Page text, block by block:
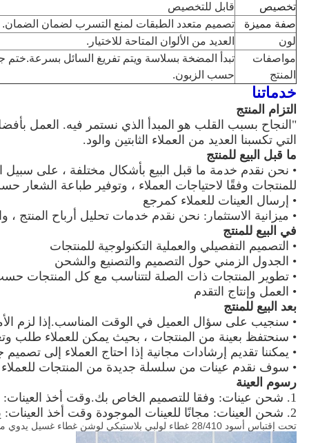
تخصيص
قابل للتخصيص
صفة مميزة
تصميم متعدد الطبقات لمنع التسرب لضمان الضمان.
لون
العديد من الألوان المتاحة للاختيار.
مواصفات
المنتج
تبدأ المضخة بسلاسة ويتم تفريغ السائل بسرعة.ختم
حسب الزبون.
خدماتنا
التزام المنتج
"النجاح بسبب القلب هو المبدأ الذي نستمر فيه. العمل
التي تكسبنا العديد من العملاء الثابتين والود.
ما قبل البيع للمنتج
• نحن نقدم خدمة ما قبل البيع بأشكال مختلفة ، على سبيل
للمنتجات وفقًا لاحتياجات العملاء ، وتوفير طباعة الشعار
• إرسال العينات للعملاء كمرجع
• ميزانية الاستثمار: نحن نقدم خدمات تحليل أرباح المنتج ،
في البيع للمنتج
• التصميم التفصيلي والعملية التكنولوجية للمنتجات
• الجدول الزمني حول التصميم والتصنيع والشحن
• تطوير المنتجات ذات الصلة لتتناسب مع كل المنتجات
• العمل وإنتاج التقدم
بعد البيع للمنتج
• سنجيب على سؤال العميل في الوقت المناسب.إذا لزم
• سنحتفظ بعينة من المنتجات ، بحيث يمكن للعملاء طلب
• يمكننا تقديم إرشادات مجانية إذا احتاج العملاء إلى تصميم
• سوف نقدم عينات من سلسلة جديدة من المنتجات للعملاء
رسوم العينة
1. شحن عينات: وفقا للتصميم الخاص بك.وقت أخذ العينات: 7-10 أيام عمل
2. شحن العينات: مجانًا للعينات الموجودة وقت أخذ العينات: يوم واحد
تحت إقتباس أسود 28/410 غطاء لولبي بلاستيكي لوشن غطاء غسيل يدوي مضخة جيت الساخن بيع المنتج